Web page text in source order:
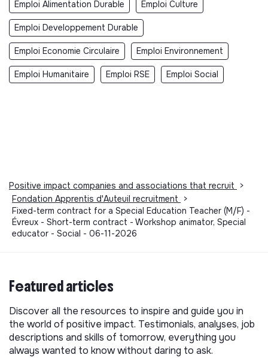
Emploi Alimentation Durable Emploi Culture
Emploi Developpement Durable
Emploi Economie Circulaire Emploi Environnement
Emploi Humanitaire Emploi RSE Emploi Social
Positive impact companies and associations that recruit
>
Fondation Apprentis d'Auteuil recruitment
>
Fixed-term contract for a Special Education Teacher (M/F) -
Évreux - Short-term contract - Workshop animator, Special
educator - Social - 06-11-2026
Featured articles
Discover all the resources to inspire and guide you in
the world of positive impact. Testimonials, analyses, job
descriptions and skills of tomorrow, everything you
always wanted to know without daring to ask.